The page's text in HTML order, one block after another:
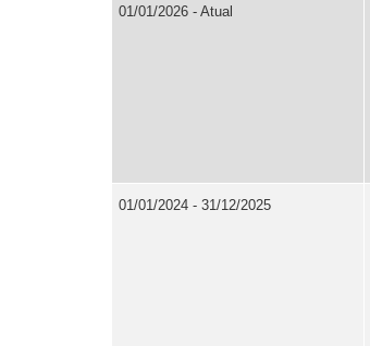
com
com
01/01/2026 - Atual
01/01/2024 - 31/12/2025